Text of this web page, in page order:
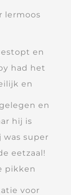
lermoos
en
had het
en
en
hij is
was super
eetzaal!
pikken
voor